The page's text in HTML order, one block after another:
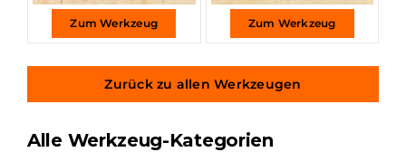
Zum Werkzeug Zum Werkzeug
Zurück zu allen Werkzeugen
Alle Werkzeug-Kategorien